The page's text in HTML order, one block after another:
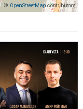
© OpenStreetMap contributors